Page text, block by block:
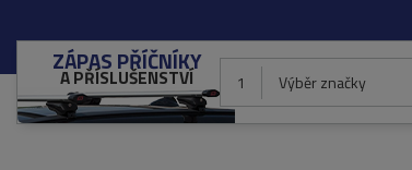
ZÁPAS PŘÍČNÍKY
A PŘÍSLUŠENSTVÍ 1 Výběr značky